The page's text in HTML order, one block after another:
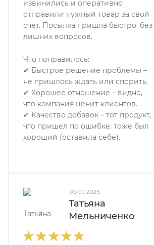
извинились и оперативно
отправили нужный товар за свой
счет. Посылка пришла быстро, без
лишних вопросов.
Что понравилось:
✔ Быстрое решение проблемы –
не пришлось ждать или спорить.
✔ Хорошее отношение – видно,
что компания ценит клиентов.
✔ Качество добавок – тот продукт,
что пришел по ошибке, тоже был
хороший (оставила себе).
09.01.2025
Татьяна
Мельниченко